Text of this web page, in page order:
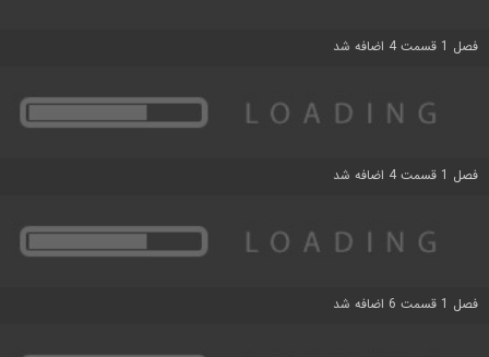
فصل 1 قسمت 4 اضافه شد
فصل 1 قسمت 4 اضافه شد
فصل 1 قسمت 6 اضافه شد